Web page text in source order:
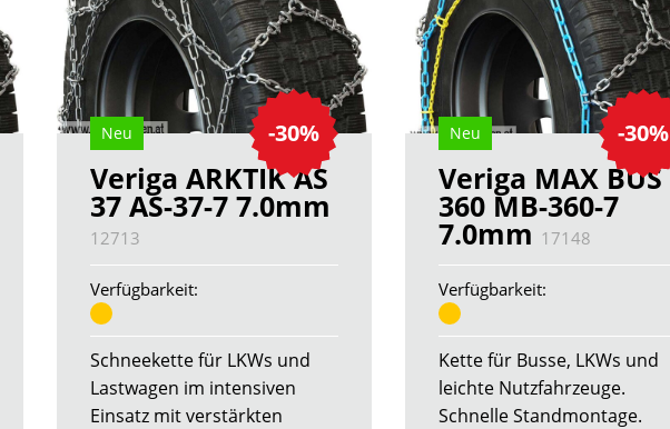
-30%
Neu
Veriga ARKTIK AS
37 AS-37-7 7.0mm
12713
Verfügbarkeit:
Schneekette für LKWs und
Lastwagen im intensiven
Einsatz mit verstärkten
-30%
Neu
Veriga MAX BUS
360 MB-360-7
7.0mm 17148
Verfügbarkeit:
Kette für Busse, LKWs und
leichte Nutzfahrzeuge.
Schnelle Standmontage.